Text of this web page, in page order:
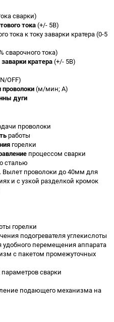
сварки)
тока (+/- 5В)
тока к току заварки кратера (0-5
сварочного тока)
кратера (+/- 5В)
OFF)
(м/мин; А)
дуги
проволоки
работы
горелки
процессом сварки
сталью
Вылет проволоки до 40мм для
и с узкой разделкой кромок
горелки
подогревателя углекислоты
удобного перемещения аппарата
с пакетом промежуточных
сварки
подающего механизма на